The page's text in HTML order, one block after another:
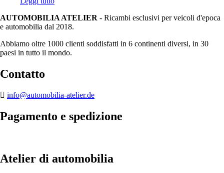
AUTOMOBILIA ATELIER - Ricambi esclusivi per veicoli d'epoca
e automobilia dal 2018.
Abbiamo oltre 1000 clienti soddisfatti in 6 continenti diversi, in 30
paesi in tutto il mondo.
Contatto
info@automobilia-atelier.de
Pagamento e spedizione
Atelier di automobilia